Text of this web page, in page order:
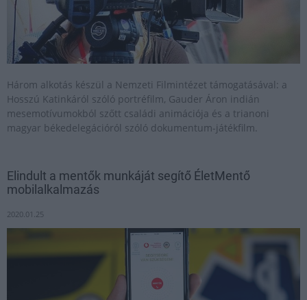
Három alkotás készül a Nemzeti Filmintézet támogatásával: a
Hosszú Katinkáról szóló portréfilm, Gauder Áron indián
mesemotívumokból szőtt családi animációja és a trianoni
magyar békedelegációról szóló dokumentum-játékfilm.
Elindult a mentők munkáját segítő ÉletMentő
mobilalkalmazás
2020.01.25